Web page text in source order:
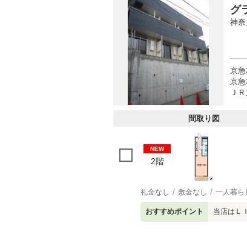
グ
神
京
京
Ｊ
間取り図
NEW
2階
礼金なし 敷金なし 一人暮ら
おすすめポイント 当店はＬ